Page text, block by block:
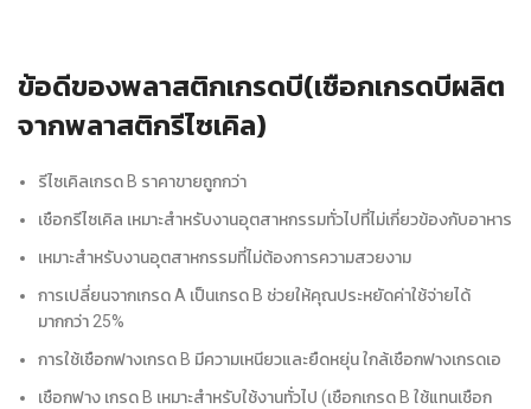
ข้อดีของพลาสติกเกรดบี(เชือกเกรดบีผลิต
จากพลาสติกรีไซเคิล)
รีไซเคิลเกรด B ราคาขายถูกกว่า
เชือกรีไซเคิล เหมาะสำหรับงานอุตสาหกรรมทั่วไปที่ไม่เกี่ยวข้องกับอาหาร
เหมาะสำหรับงานอุตสาหกรรมที่ไม่ต้องการความสวยงาม
การเปลี่ยนจากเกรด A เป็นเกรด B ช่วยให้คุณประหยัดค่าใช้จ่ายได้
มากกว่า 25%
การใช้เชือกฟางเกรด B มีความเหนียวและยืดหยุ่น ใกล้เชือกฟางเกรดเอ
เชือกฟาง เกรด B เหมาะสำหรับใช้งานทั่วไป (เชือกเกรด B ใช้แทนเชือก